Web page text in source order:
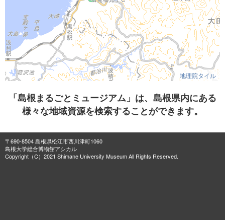
地理院タイル
「島根まるごとミュージアム」は、島根県内にある
様々な地域資源を検索することができます。
〒690-8504 島根県松江市西川津町1060
島根大学総合博物館アシカル
Copyright（C）2021 Shimane University Museum All Rights Reserved.